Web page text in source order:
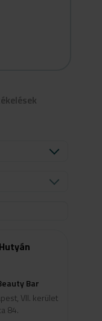
Bar
VII. kerület
84.